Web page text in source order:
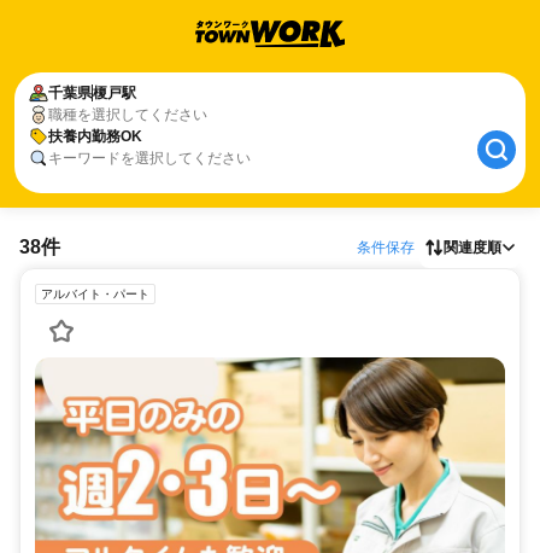
千葉県榎戸駅
職種を選択してください
扶養内勤務OK
キーワードを選択してください
38件 条件保存 関連度順
アルバイト・パート